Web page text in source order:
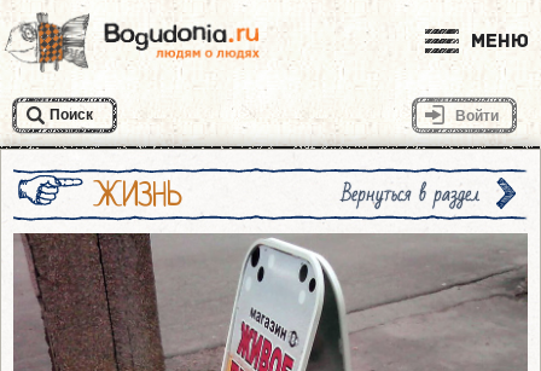
Меню
Поиск Войти
ЖИЗНЬ Вернуться в раздел